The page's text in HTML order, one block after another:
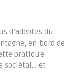
d’adeptes du
en bord de
pratique
sociétal… et